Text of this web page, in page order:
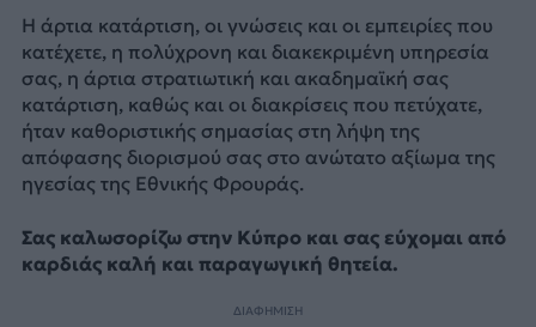
Η άρτια κατάρτιση, οι γνώσεις και οι εμπειρίες που
κατέχετε, η πολύχρονη και διακεκριμένη υπηρεσία
σας, η άρτια στρατιωτική και ακαδημαϊκή σας
κατάρτιση, καθώς και οι διακρίσεις που πετύχατε,
ήταν καθοριστικής σημασίας στη λήψη της
απόφασης διορισμού σας στο ανώτατο αξίωμα της
ηγεσίας της Εθνικής Φρουράς.
Σας καλωσορίζω στην Κύπρο και σας εύχομαι από
καρδιάς καλή και παραγωγική θητεία.
ΔΙΑΦΗΜΙΣΗ